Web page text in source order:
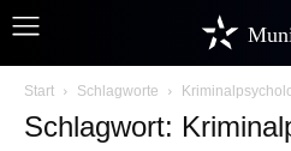
Start Schlagworte
Schlagwort: